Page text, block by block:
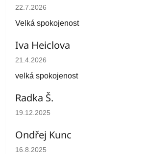
Hodnocení obchodu je 5 z 5 hvězdiček.
22.7.2026
Velká spokojenost
Iva Heiclova
Hodnocení obchodu je 5 z 5 hvězdiček.
21.4.2026
velká spokojenost
Radka Š.
Hodnocení obchodu je 5 z 5 hvězdiček.
19.12.2025
Ondřej Kunc
Hodnocení obchodu je 5 z 5 hvězdiček.
16.8.2025